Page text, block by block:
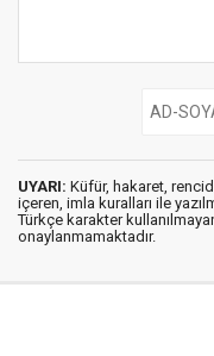
UYARI: Küfür, hakaret,
içeren, imla kuralları ile
Türkçe karakter
onaylanmamaktadır.